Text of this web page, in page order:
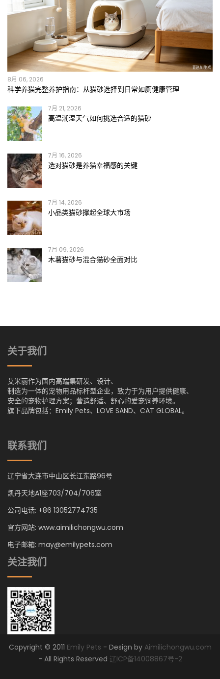
8月 06, 2026
科学养猫完整养护指南：从猫砂选择到日常如厕健康管理
7月 21, 2026
高温潮湿天气如何挑选合适的猫砂
7月 16, 2026
选对猫砂是养猫幸福感的关键
7月 14, 2026
小品类猫砂撑起全球大市场
7月 09, 2026
木薯猫砂与混合猫砂全面对比
关于我们
艾米丽作为国内高端集研发、设计、
制造为一体的宠物用品标杆型企业，致力于为用户提供健康、
安全的宠物护理方案；营造舒适、舒心的爱宠饲养环境。
旗下品牌包括：Emily Pets、LOVE SAND、CAT GLOBAL。
联系我们
辽宁省大连市中山区长江东路96号
凯丹天地A1座703/704/706室
公司电话: +86 13052774735
官方网站: www.aimilichongwu.com
电子邮箱: may@emilypets.com
关注我们
Copyright © 2011 Emily Pets - Design by Aimilichongwu.com
- All Rights Reserved 辽ICP备14008867号-2